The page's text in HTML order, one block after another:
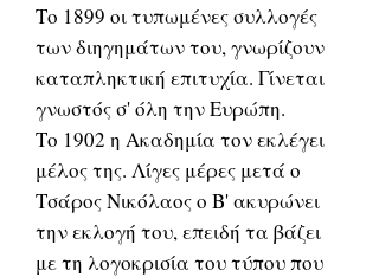
Το 1899 οι τυπωμένες συλλογές
των διηγημάτων του, γνωρίζουν
καταπληκτική επιτυχία. Γίνεται
γνωστός σ' όλη την Ευρώπη.
Το 1902 η Ακαδημία τον εκλέγει
μέλος της. Λίγες μέρες μετά ο
Τσάρος Νικόλαος ο Β' ακυρώνει
την εκλογή του, επειδή τα βάζει
με τη λογοκρισία του τύπου που